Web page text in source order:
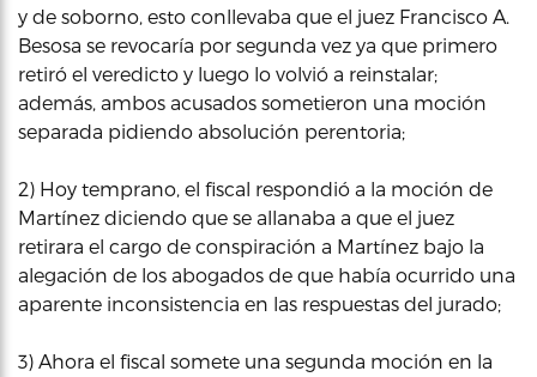
y de soborno, esto conllevaba que el juez Francisco A.
Besosa se revocaría por segunda vez ya que primero
retiró el veredicto y luego lo volvió a reinstalar;
además, ambos acusados sometieron una moción
separada pidiendo absolución perentoria;
2) Hoy temprano, el fiscal respondió a la moción de
Martínez diciendo que se allanaba a que el juez
retirara el cargo de conspiración a Martínez bajo la
alegación de los abogados de que había ocurrido una
aparente inconsistencia en las respuestas del jurado;
3) Ahora el fiscal somete una segunda moción en la